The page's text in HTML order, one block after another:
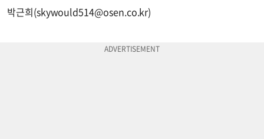
박근희(skywould514@osen.co.kr)